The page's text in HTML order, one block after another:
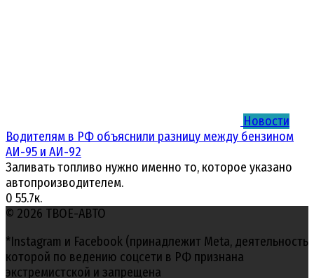
Новости
Водителям в РФ объяснили разницу между бензином
АИ-95 и АИ-92
Заливать топливо нужно именно то, которое указано
автопроизводителем.
0 55.7к.
© 2026 ТВОЕ-АВТО
*Instagram и Facebook (принадлежит Meta, деятельность
которой по ведению соцсети в РФ признана
экстремистской и запрещена